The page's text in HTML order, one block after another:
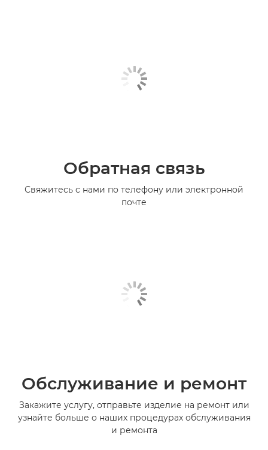
Обратная связь
Свяжитесь с нами по телефону или электронной
почте
Обслуживание и ремонт
Закажите услугу, отправьте изделие на ремонт или
узнайте больше о наших процедурах обслуживания
и ремонта